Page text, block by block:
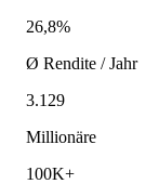
26,8%
Ø Rendite / Jahr
3.129
Millionäre
100K+